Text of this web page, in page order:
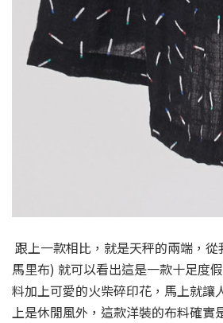
跟上一款相比，就是天秤的兩端，
馬里布) 就可以看出這是一款十足度
料加上可愛的火柴碎印花，馬上就讓
上是休閒風外，這款洋裝的布料確實